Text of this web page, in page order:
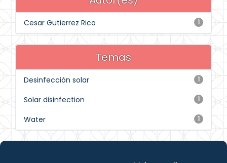
1
Cesar Gutierrez Rico
Temas
1
Desinfección solar
1
Solar disinfection
1
Water